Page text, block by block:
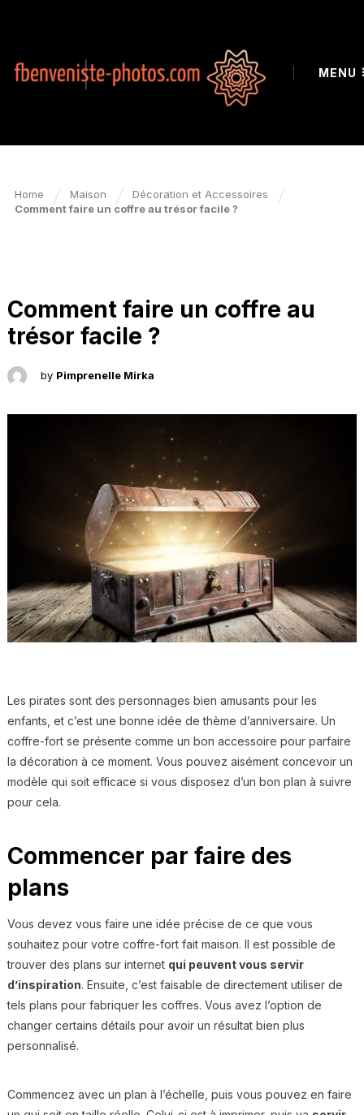
MENU
Home Maison
Décoration et Accessoires
Comment faire un coffre au trésor facile ?
Comment faire un coffre au
trésor facile ?
by Pimprenelle Mirka
Les pirates sont des personnages bien amusants pour les
enfants, et c’est une bonne idée de thème d’anniversaire. Un
coffre-fort se présente comme un bon accessoire pour parfaire
la décoration à ce moment. Vous pouvez aisément concevoir un
modèle qui soit efficace si vous disposez d’un bon plan à suivre
pour cela.
Commencer par faire des
plans
Vous devez vous faire une idée précise de ce que vous
souhaitez pour votre coffre-fort fait maison. Il est possible de
trouver des plans sur internet qui peuvent vous servir
d’inspiration. Ensuite, c’est faisable de directement utiliser de
tels plans pour fabriquer les coffres. Vous avez l’option de
changer certains détails pour avoir un résultat bien plus
personnalisé.
Commencez avec un plan à l’échelle, puis vous pouvez en faire